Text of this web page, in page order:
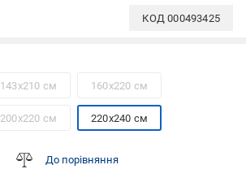
КОД000493425
143x210 см 160x220 см
200x220 см 220x240 см
До порівняння